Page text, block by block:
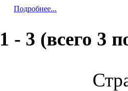
Подробнее...
1 - 3 (всего 3